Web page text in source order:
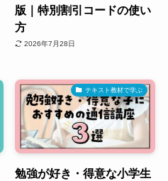
版｜特別割引コードの使い
方
2026年7月28日
テキスト教材で学ぶ
勉強が好き・得意な小学生